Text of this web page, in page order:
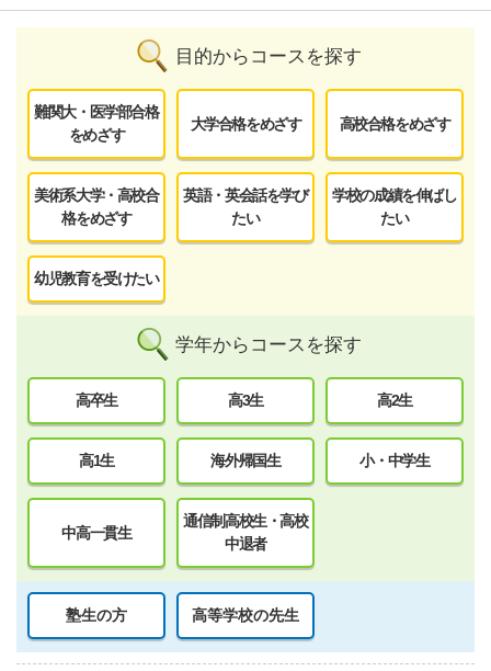
目的からコースを探す
難関大・医学部合格
をめざす
大学合格をめざす 高校合格をめざす
美術系大学・高校合
格をめざす
英語・英会話を学び
たい
学校の成績を伸ばし
たい
幼児教育を受けたい
学年からコースを探す
高卒生 高3生 高2生
高1生 海外帰国生 小・中学生
中高一貫生
通信制高校生・高校
中退者
塾生の方 高等学校の先生